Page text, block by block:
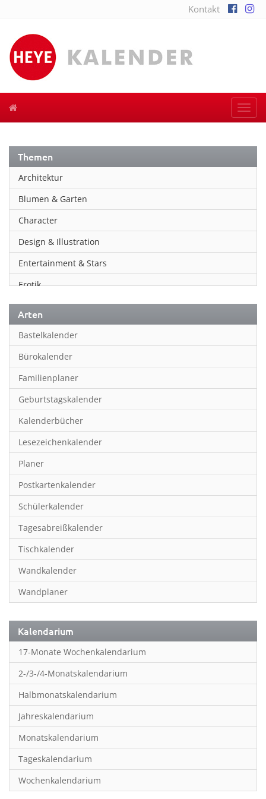
Kontakt
Themen
Architektur
Blumen & Garten
Character
Design & Illustration
Entertainment & Stars
Erotik
Essen & Trinken
Familienplaner
Fantasy
Film
Fotokunst
Frauen
Fußball
Geburtstagskalender
Hobby & Basteln
Humor & Cartoon
Inpiration & Entspannung
Inspiration & Entspannung
Inspiration & Spiritualität
Kinderkalender
Kunst
Länder & Städte
Landschaft & Natur
Lifestyle
Literatur
Manga & Animé
Neutrale Kalender
Partner- & Wandplaner
Planung & Organisation
Arten
Bastelkalender
Bürokalender
Familienplaner
Geburtstagskalender
Kalenderbücher
Lesezeichenkalender
Planer
Postkartenkalender
Schülerkalender
Tagesabreißkalender
Tischkalender
Wandkalender
Wandplaner
Kalendarium
17-Monate Wochenkalendarium
2-/3-/4-Monatskalendarium
Halbmonatskalendarium
Jahreskalendarium
Monatskalendarium
Tageskalendarium
Wochenkalendarium